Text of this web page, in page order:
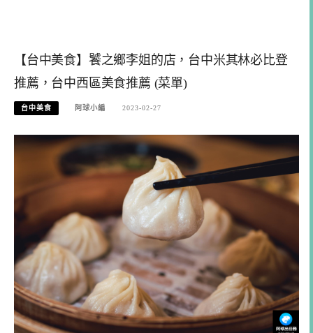
【台中美食】饕之鄉李姐的店，台中米其林必比登
推薦，台中西區美食推薦 (菜單)
台中美食 阿球小編 2023-02-27